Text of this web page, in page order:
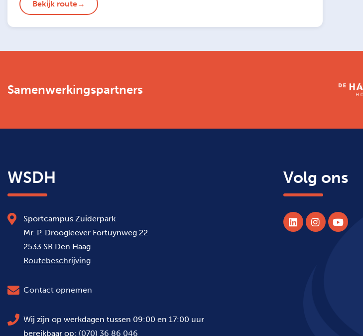
Bekijk route
Samenwerkingspartners
WSDH
Sportcampus Zuiderpark
Mr. P. Droogleever Fortuynweg 22
2533 SR Den Haag
Routebeschrijving
Contact opnemen
Wij zijn op werkdagen tussen 09:00 en 17:00 uur
bereikbaar op: (070) 36 86 046
Volg ons